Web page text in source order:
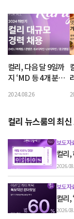
컬리, 다음 달 9일까
지 ‘MD 등 4개 분야’
“우수 인재 확보”
2024.08.26
컬리 뉴스룸의 최
보도자
컬리,
보도자
컬리,
60%